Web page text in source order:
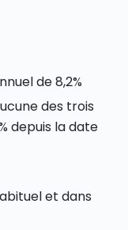
de 8,2%
des trois
depuis la date
et dans